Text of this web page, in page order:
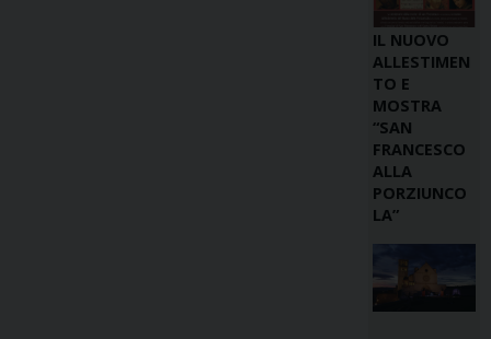
IL NUOVO
ALLESTIMEN
TO E
MOSTRA
“SAN
FRANCESCO
ALLA
PORZIUNCO
LA”